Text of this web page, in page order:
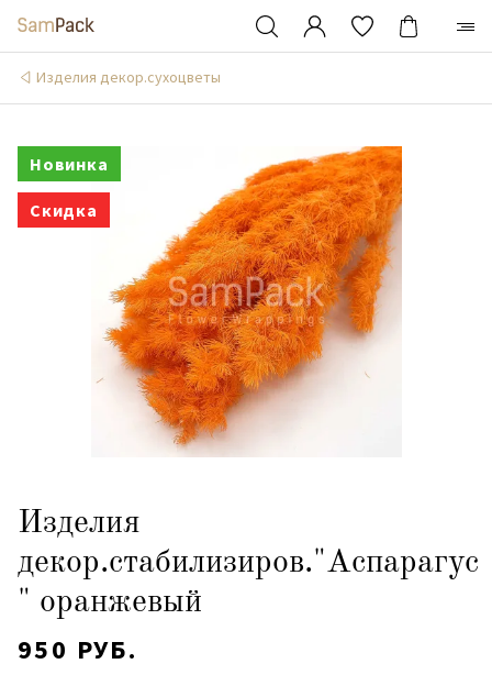
Изделия декор.сухоцветы
Новинка
Скидка
Изделия
декор.стабилизиров."Аспарагус
" оранжевый
950 РУБ.